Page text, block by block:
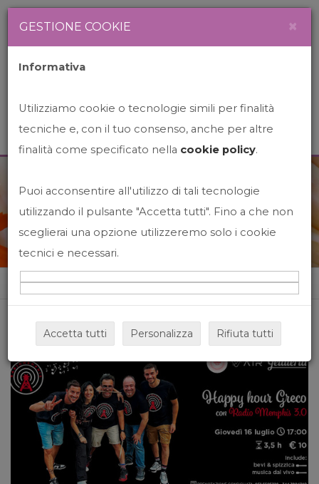
News&Events
Home News&events
GESTIONE COOKIE ×
Informativa
Utilizziamo cookie o tecnologie simili per finalità
tecniche e, con il tuo consenso, anche per altre
finalità come specificato nella cookie policy.
Puoi acconsentire all'utilizzo di tali tecnologie
utilizzando il pulsante "Accetta tutti". Fino a che non
sceglierai una opzione utilizzeremo solo i cookie
tecnici e necessari.
Accetta tutti Personalizza Rifiuta tutti